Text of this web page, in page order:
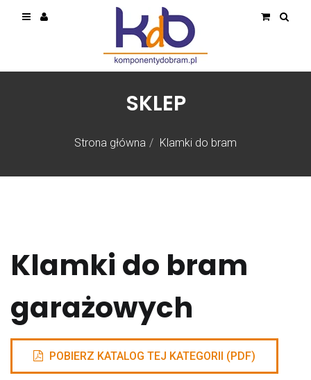
Strona główna Klamki do bram
SKLEP
Klamki do bram
garażowych
POBIERZ KATALOG TEJ KATEGORII (PDF)